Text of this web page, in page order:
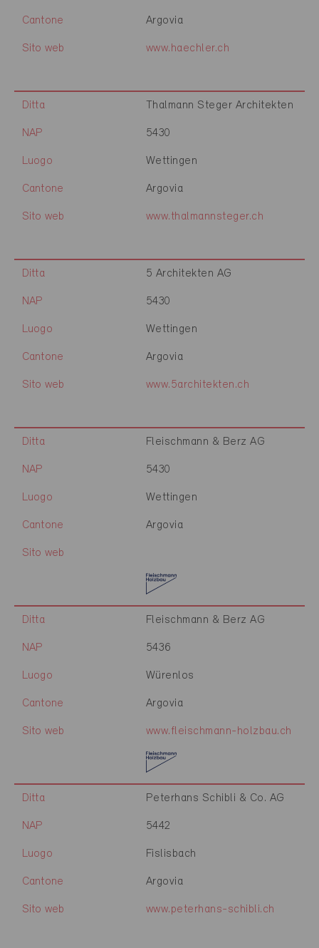
Cantone Argovia
Sito web www.haechler.ch
Ditta Thalmann Steger Architekten
NAP 5430
Luogo Wettingen
Cantone Argovia
Sito web www.thalmannsteger.ch
Ditta 5 Architekten AG
NAP 5430
Luogo Wettingen
Cantone Argovia
Sito web www.5architekten.ch
Ditta Fleischmann & Berz AG
NAP 5430
Luogo Wettingen
Cantone Argovia
Sito web
Ditta Fleischmann & Berz AG
NAP 5436
Luogo Würenlos
Cantone Argovia
Sito web www.fleischmann-holzbau.ch
Ditta Peterhans Schibli & Co. AG
NAP 5442
Luogo Fislisbach
Cantone Argovia
Sito web www.peterhans-schibli.ch